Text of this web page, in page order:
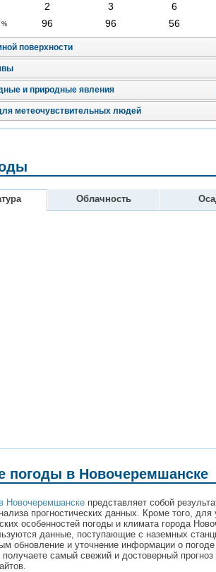
2 3 6
% 96 96 56
поверхности
и природные явления
метеочувствительных людей
Облачность
погоды в Новочеремшанске
Новочеремшанске представляет собой
прогностических данных. Кроме того, для
особенностей погоды и климата города
данные, поступающие с наземных
обновление и уточнение информации о
самый свежий и достоверный